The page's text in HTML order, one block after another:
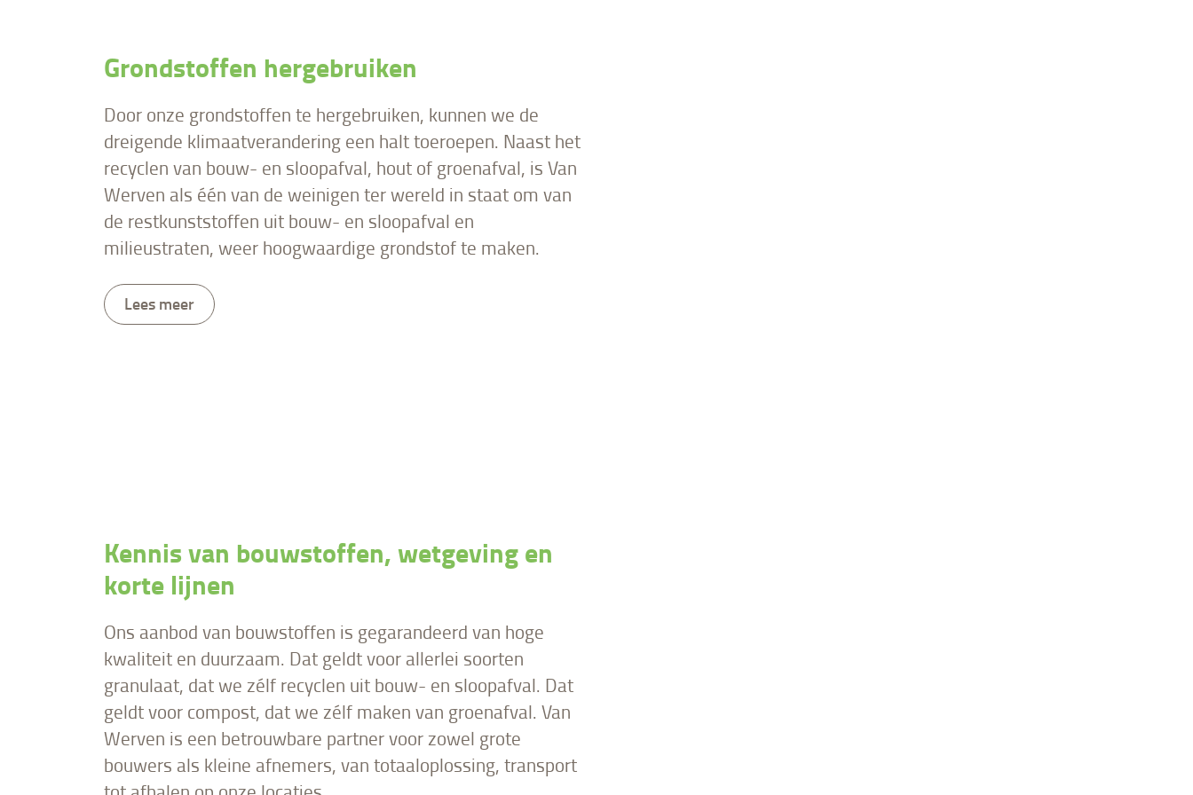
Grondstoffen hergebruiken
Door onze grondstoffen te hergebruiken, kunnen we de
dreigende klimaatverandering een halt toeroepen. Naast het
recyclen van bouw- en sloopafval, hout of groenafval, is Van
Werven als één van de weinigen ter wereld in staat om van
de restkunststoffen uit bouw- en sloopafval en
milieustraten, weer hoogwaardige grondstof te maken.
Lees meer
Kennis van bouwstoffen, wetgeving en
korte lijnen
Ons aanbod van bouwstoffen is gegarandeerd van hoge
kwaliteit en duurzaam. Dat geldt voor allerlei soorten
granulaat, dat we zélf recyclen uit bouw- en sloopafval. Dat
geldt voor compost, dat we zélf maken van groenafval. Van
Werven is een betrouwbare partner voor zowel grote
bouwers als kleine afnemers, van totaaloplossing, transport